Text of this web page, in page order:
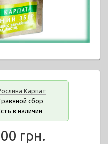
Карпат
сбор
в наличии
грн.